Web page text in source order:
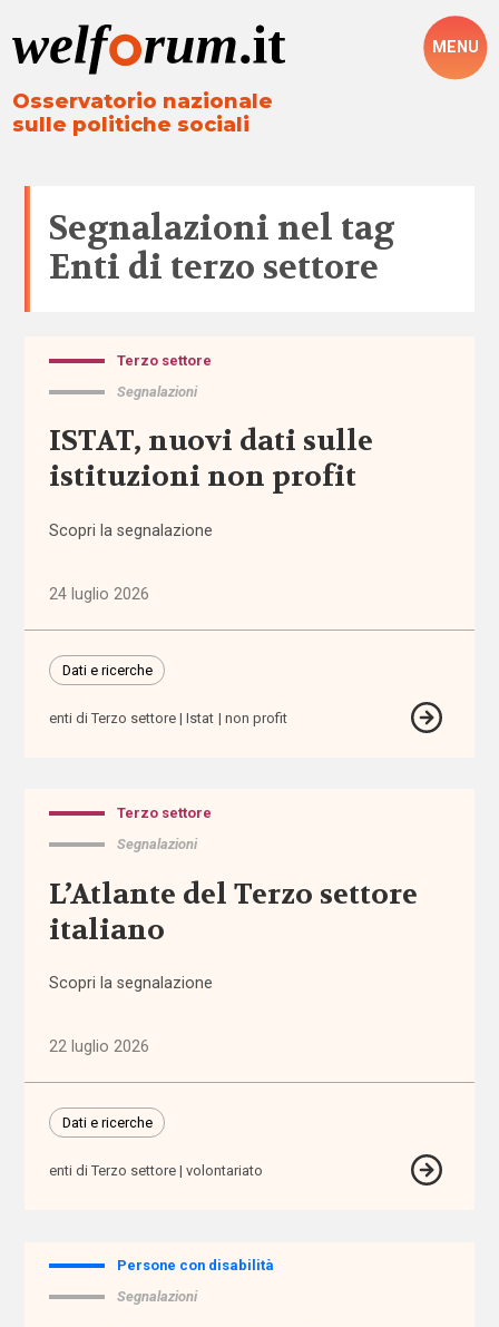
Osservatorio nazionale
sulle politiche sociali
MENU
Segnalazioni nel tag
Enti di terzo settore
Tutto
Altre
(744)
Famiglie,
infanzia e
(2.207)
(1.072)
con
(2.195)
Politiche
del welfare
Povertà e
(1.685)
(344)
Terzo settore
Segnalazioni
ISTAT, nuovi dati sulle
istituzioni non profit
Scopri la segnalazione
24 luglio 2026
Dati e ricerche
enti di Terzo settore Istat non profit
Terzo settore
Segnalazioni
L’Atlante del Terzo settore
italiano
Scopri la segnalazione
22 luglio 2026
Dati e ricerche
enti di Terzo settore volontariato
Persone con disabilità
Segnalazioni